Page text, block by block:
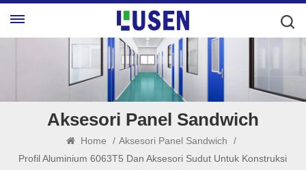
Aksesori Panel Sandwich
Home / Aksesori Panel Sandwich
/
Profil Aluminium 6063T5 Dan Aksesori Sudut Untuk Konstruksi